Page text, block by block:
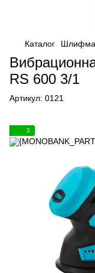
Каталог
RS 600 3/1
Артикул: 0121
3